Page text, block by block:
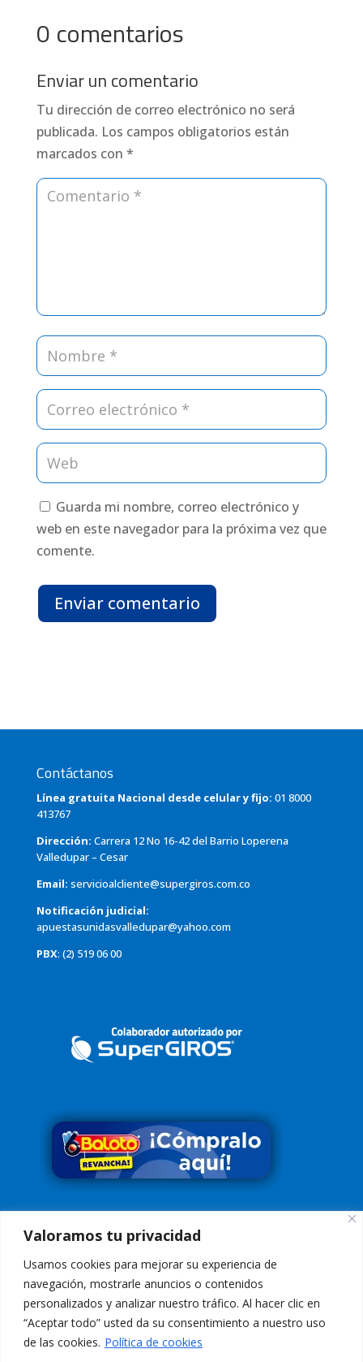
Valoramos tu privacidad
Usamos cookies para mejorar su experiencia de
navegación, mostrarle anuncios o contenidos
personalizados y analizar nuestro tráfico. Al hacer clic en
“Aceptar todo” usted da su consentimiento a nuestro uso
de las cookies. Política de cookies
0 comentarios
Enviar un comentario
Tu dirección de correo electrónico no será
publicada. Los campos obligatorios están
marcados con *
Guarda mi nombre, correo electrónico y
web en este navegador para la próxima vez que
comente.
Enviar comentario
Contáctanos
Línea gratuita Nacional desde celular y fijo: 01 8000
413767
Dirección: Carrera 12 No 16-42 del Barrio Loperena
Valledupar – Cesar
Email: servicioalcliente@supergiros.com.co
Notificación judicial:
apuestasunidasvalledupar@yahoo.com
PBX: (2) 519 06 00
Síguenos en
Conoce nuestra Política de Tratamiento de DatosAquí
Aviso de Privacidad:El uso de esta página web y sus servicios, es